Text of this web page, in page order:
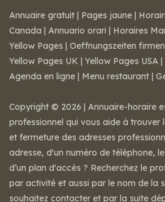
Annuaire gratuit | Pages jaune |
Canada | Annuario orari | Horaires
Yellow Pages | Oeffnungszeiten firmen
Yellow Pages UK | Yellow Pages USA |
Agenda en ligne | Menu restaurant |
Copyright © 2026 | Annuaire-horaire
professionnel qui vous aide à trouver
et fermeture des adresses
adresse, d'un numéro de téléphone,
d’un plan d'accès ? Recherchez le
par activité et aussi par le nom de la
souhaitez contacter et par la suite